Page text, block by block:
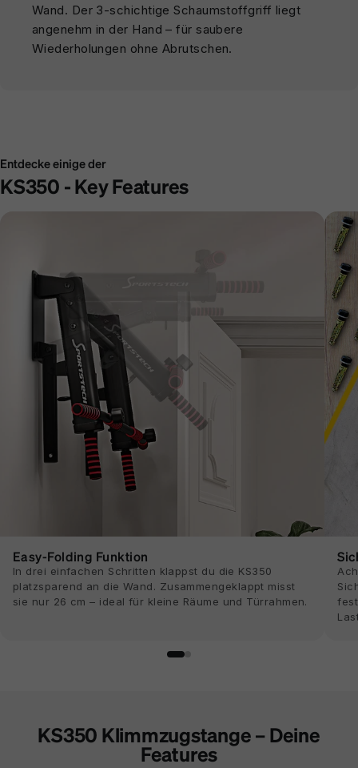
Wand. Der 3-schichtige Schaumstoffgriff liegt
angenehm in der Hand – für saubere
Wiederholungen ohne Abrutschen.
Entdecke einige der
KS350 - Key Features
Easy-Folding Funktion
In drei einfachen Schritten klappst du die KS350
platzsparend an die Wand. Zusammengeklappt misst
sie nur 26 cm – ideal für kleine Räume und Türrahmen.
KS350 Klimmzugstange – Deine
Features